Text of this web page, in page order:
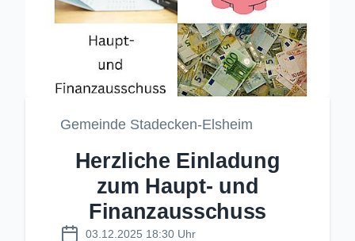
Gemeinde Stadecken-Elsheim
Herzliche Einladung
zum Haupt- und
Finanzausschuss
03.12.2025 18:30 Uhr